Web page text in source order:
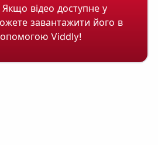
відео доступне у
завантажити його в
Viddly!